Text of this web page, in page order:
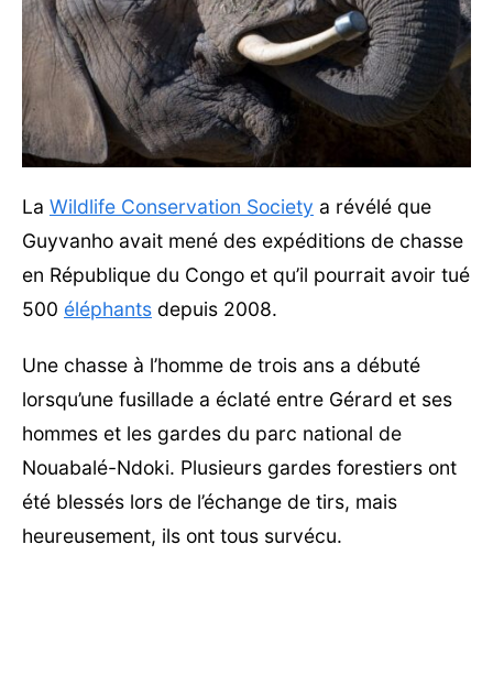
La Wildlife Conservation Society a révélé que
Guyvanho avait mené des expéditions de chasse
en République du Congo et qu’il pourrait avoir tué
500 éléphants depuis 2008.
Une chasse à l’homme de trois ans a débuté
lorsqu’une fusillade a éclaté entre Gérard et ses
hommes et les gardes du parc national de
Nouabalé-Ndoki. Plusieurs gardes forestiers ont
été blessés lors de l’échange de tirs, mais
heureusement, ils ont tous survécu.